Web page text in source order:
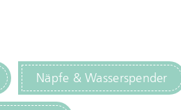
Näpfe & Wasserspender